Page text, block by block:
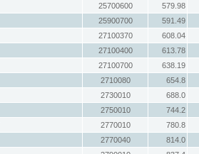
25700600
579.98
25900700
591.49
27100370
608.04
27100400
613.78
27100700
638.19
2710080
654.8
2730010
688.0
2750010
744.2
2770010
780.8
2770040
814.0